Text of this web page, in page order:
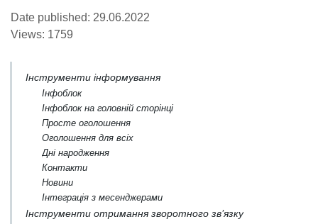
Date published: 29.06.2022
Views: 1759
Інструменти інформування
Інфоблок
Інфоблок на головній сторінці
Просте оголошення
Оголошення для всіх
Дні народження
Контакти
Новини
Інтеграція з месенджерами
Інструменти отримання зворотного зв’язку